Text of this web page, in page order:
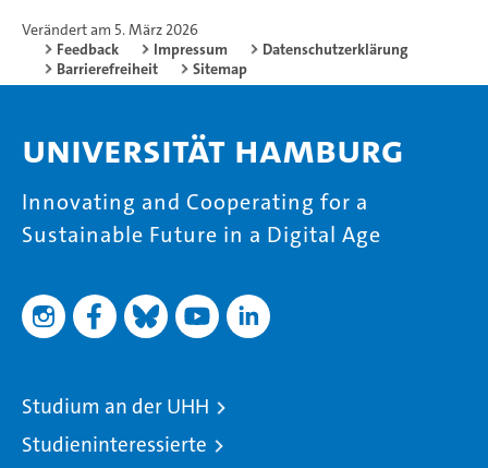
Verändert am 5. März 2026
Feedback
Impressum
Datenschutzerklärung
Barrierefreiheit
Sitemap
Universität Hamburg
Innovating and Cooperating for a
Sustainable Future in a Digital Age
Studium an der UHH
Studieninteressierte